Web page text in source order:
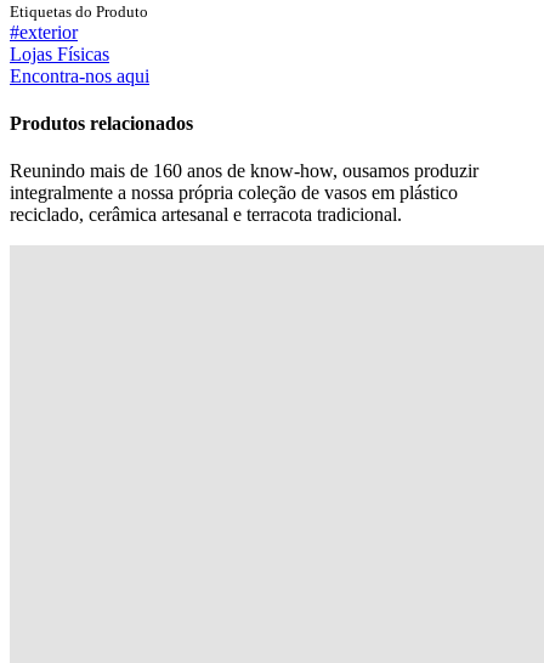
Etiquetas do Produto
#exterior
Lojas Físicas
Encontra-nos aqui
Produtos relacionados
Reunindo mais de 160 anos de know-how, ousamos produzir
integralmente a nossa própria coleção de vasos em plástico
reciclado, cerâmica artesanal e terracota tradicional.